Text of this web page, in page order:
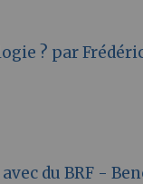
? par
du BRF -